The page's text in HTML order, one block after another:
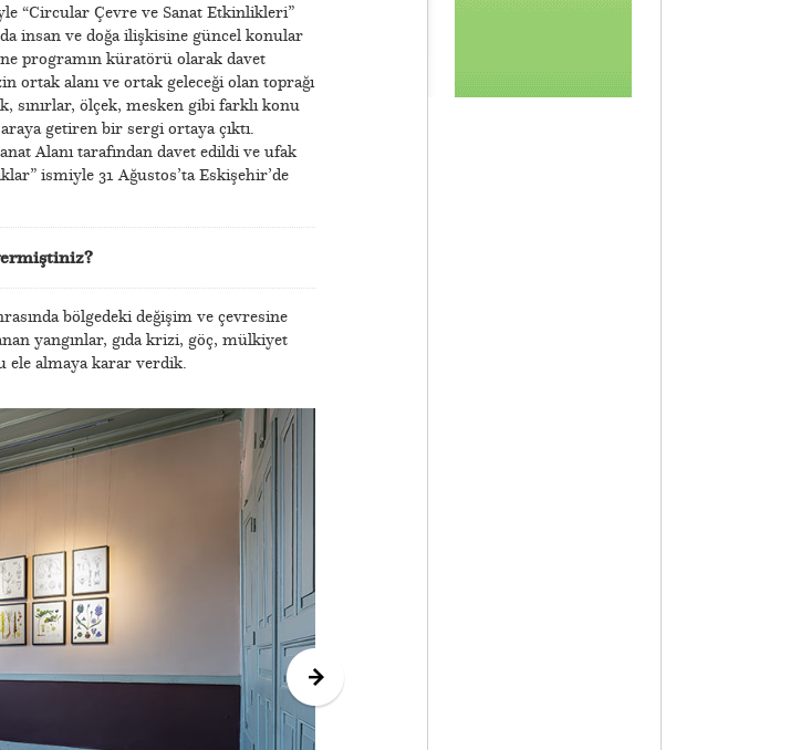
“Circular Çevre ve Sanat Etkinlikleri”
insan ve doğa ilişkisine güncel konular
programın küratörü olarak davet
ortak alanı ve ortak geleceği olan toprağı
ölçek, mesken gibi farklı konu
araya getiren bir sergi ortaya çıktı.
Alanı tarafından davet edildi ve ufak
ismiyle 31 Ağustos’ta Eskişehir’de
bölgedeki değişim ve çevresine
yangınlar, gıda krizi, göç, mülkiyet
ele almaya karar verdik.